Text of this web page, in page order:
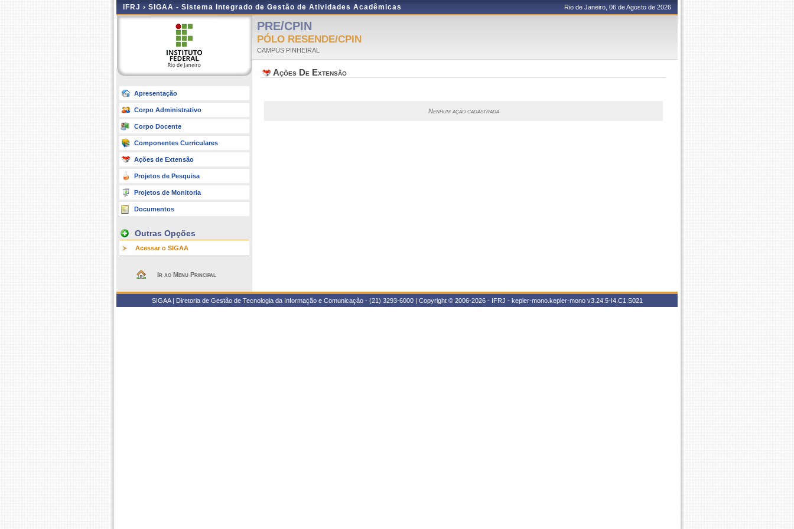
IFRJ › SIGAA - Sistema Integrado de Gestão de Atividades Acadêmicas Rio de Janeiro, 06 de Agosto de 2026
Apresentação
Corpo Administrativo
Corpo Docente
Componentes Curriculares
Ações de Extensão
Projetos de Pesquisa
Projetos de Monitoria
Documentos
Outras Opções
Acessar o SIGAA
Ir ao Menu Principal
PRE/CPIN
PÓLO RESENDE/CPIN
CAMPUS PINHEIRAL
Ações De Extensão
Nenhum ação cadastrada
SIGAA | Diretoria de Gestão de Tecnologia da Informação e Comunicação - (21) 3293-6000 | Copyright © 2006-2026 - IFRJ - kepler-mono.kepler-mono v3.24.5-I4.C1.S021